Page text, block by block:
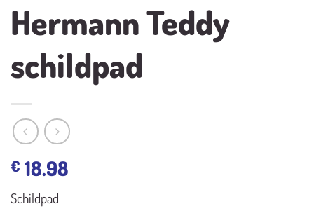
Hermann Teddy
schildpad
€ 18.98
Schildpad